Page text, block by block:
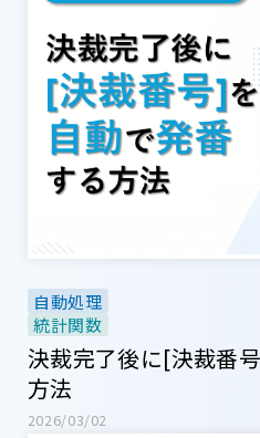
自動処理
統計関数
決裁完了後に[決裁番
方法
2026/03/02